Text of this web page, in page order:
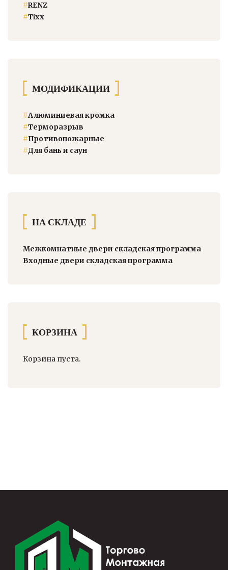
#RENZ
#Тixx
МОДИФИКАЦИИ
#Алюминиевая кромка
#Терморазрыв
#Противопожарные
#Для бань и саун
НА СКЛАДЕ
Межкомнатные двери складская программа
Входные двери складская программа
КОРЗИНА
Корзина пуста.